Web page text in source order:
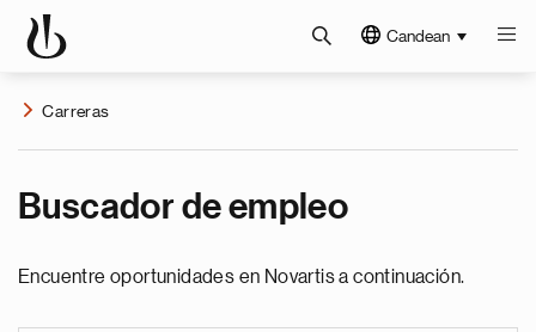
Candean
Carreras
Buscador de empleo
Encuentre oportunidades en Novartis a continuación.